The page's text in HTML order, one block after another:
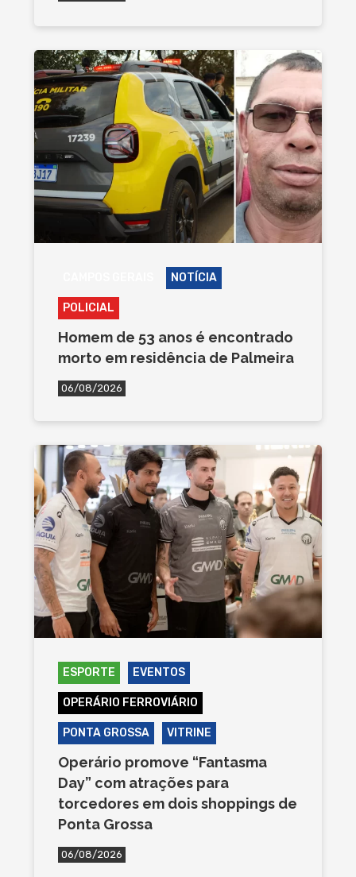
NOTÍCIA
POLICIAL
Homem de 53 anos é encontrado
morto em residência de Palmeira
06/08/2026
ESPORTE EVENTOS
OPERÁRIO FERROVIÁRIO
PONTA GROSSA VITRINE
Operário promove “Fantasma
Day” com atrações para
torcedores em dois shoppings de
Ponta Grossa
06/08/2026